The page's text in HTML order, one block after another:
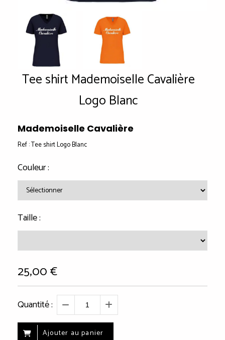
Tee shirt Mademoiselle Cavalière
Logo Blanc
Mademoiselle Cavalière
Ref :Tee shirt Logo Blanc
Couleur :
Taille :
25,00€
Quantité :
Ajouter au panier